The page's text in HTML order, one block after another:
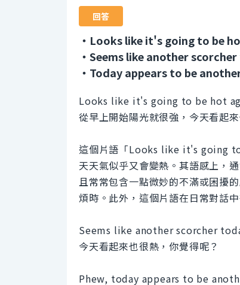
回答
・Looks like it's going to be
・Seems like another
・Today appears to be
Looks like it's going to be hot
從早上開始陽光就很強，今天看起來
這個片語「Looks like it's going
天天氣似乎又會變熱。其語感上，
且常常包含一點微妙的不滿或困擾
煩時。此外，這個片語在日常對話
Seems like another scorcher
今天看起來也很熱，你覺得呢？
Phew, today appears to be